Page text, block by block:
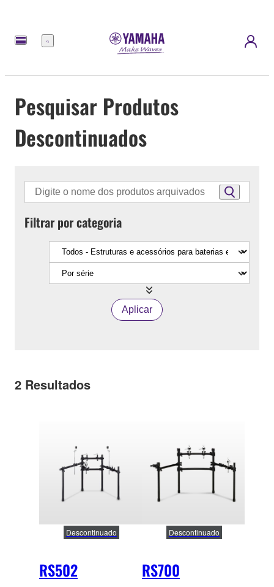
Menu
Pesquisar Produtos
Descontinuados
Filtrar por categoria
Aplicar
2 Resultados
RS502
Descontinuado
RS700
Descontinuado